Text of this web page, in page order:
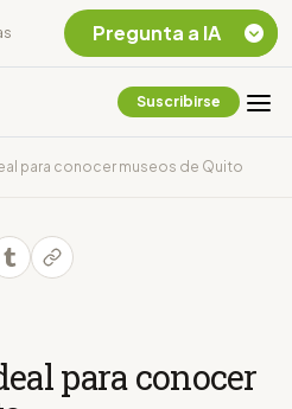
Suscribirse
para conocer museos de Quito
para conocer
Pregunta a IA
Chevron Ecuador